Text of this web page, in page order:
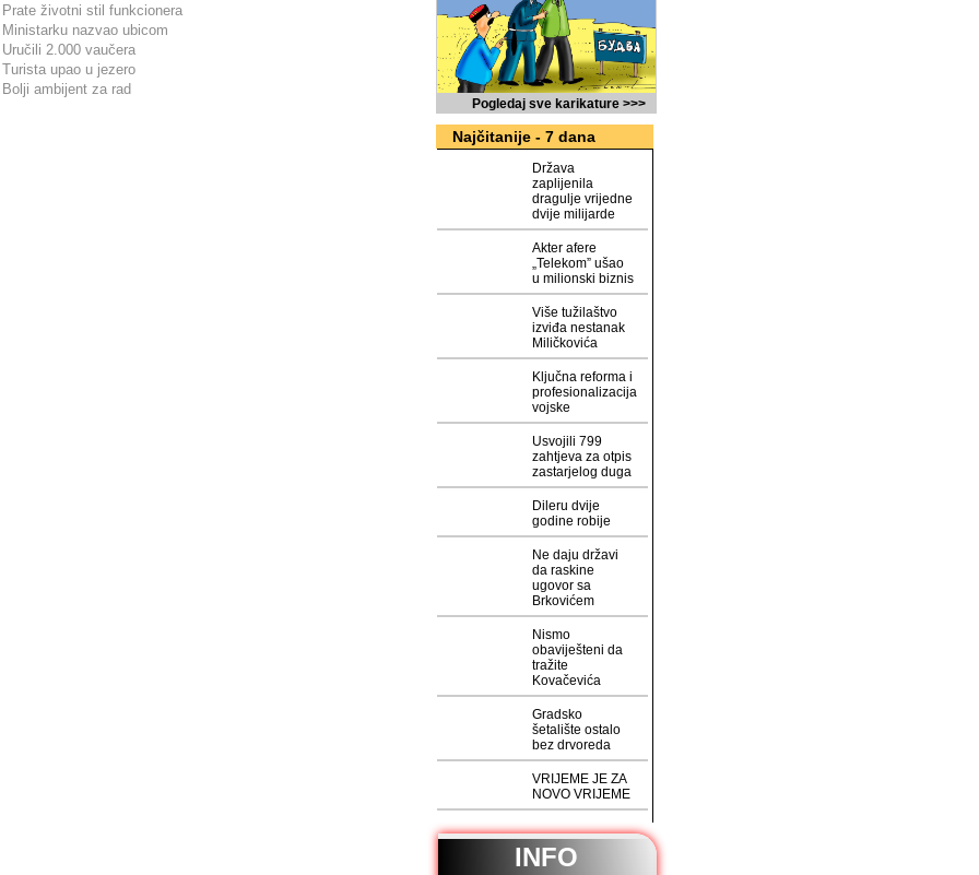
Prate životni stil funkcionera
Ministarku nazvao ubicom
Uručili 2.000 vaučera
Turista upao u jezero
Bolji ambijent za rad
Pogledaj sve karikature >>>
Najčitanije - 7 dana
Država
zaplijenila
dragulje vrijedne
dvije milijarde
Akter afere
„Telekom” ušao
u milionski biznis
Više tužilaštvo
izviđa nestanak
Miličkovića
Ključna reforma i
profesionalizacija
vojske
Usvojili 799
zahtjeva za otpis
zastarjelog duga
Dileru dvije
godine robije
Ne daju državi
da raskine
ugovor sa
Brkovićem
Nismo
obaviješteni da
tražite
Kovačevića
Gradsko
šetalište ostalo
bez drvoreda
VRIJEME JE ZA
NOVO VRIJEME
INFO